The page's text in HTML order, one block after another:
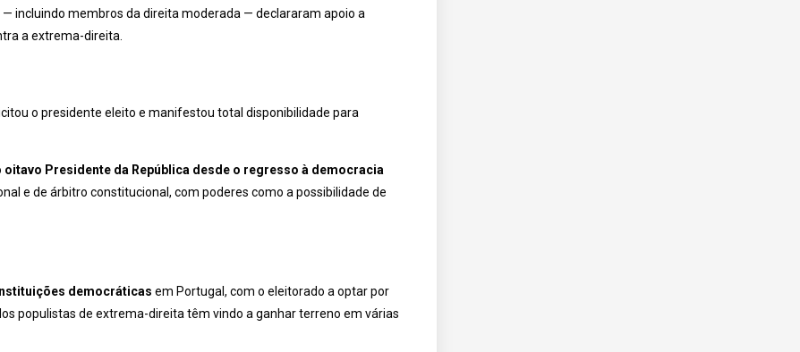
incluindo membros da direita moderada — declararam apoio a
a extrema-direita.
o presidente eleito e manifestou total disponibilidade para
oitavo Presidente da República desde o regresso à democracia
e de árbitro constitucional, com poderes como a possibilidade de
democráticas em Portugal, com o eleitorado a optar por
populistas de extrema-direita têm vindo a ganhar terreno em várias